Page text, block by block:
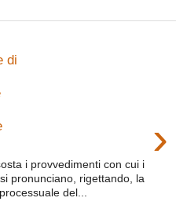
di
›
i provvedimenti con cui i
pronunciano, rigettando, la
del...